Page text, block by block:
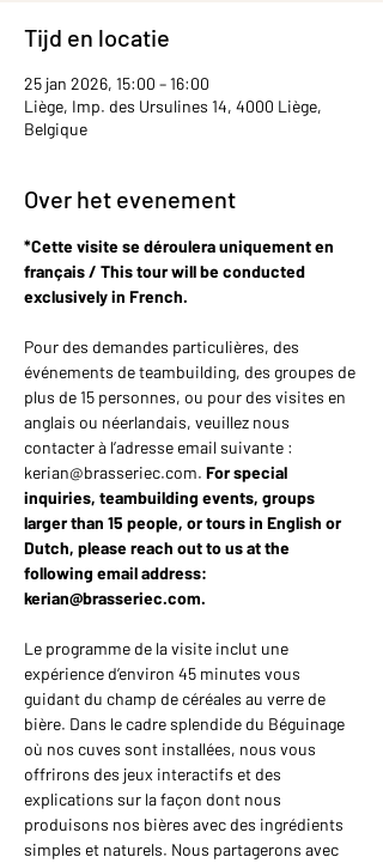
Tijd en locatie
25 jan 2026, 15:00 – 16:00
Liège, Imp. des Ursulines 14, 4000 Liège,
Belgique
Over het evenement
*Cette visite se déroulera uniquement en
français / This tour will be conducted
exclusively in French.
Pour des demandes particulières, des
événements de teambuilding, des groupes de
plus de 15 personnes, ou pour des visites en
anglais ou néerlandais, veuillez nous
contacter à l’adresse email suivante :
kerian@brasseriec.com. For special
inquiries, teambuilding events, groups
larger than 15 people, or tours in English or
Dutch, please reach out to us at the
following email address:
kerian@brasseriec.com.
Le programme de la visite inclut une
expérience d’environ 45 minutes vous
guidant du champ de céréales au verre de
bière. Dans le cadre splendide du Béguinage
où nos cuves sont installées, nous vous
offrirons des jeux interactifs et des
explications sur la façon dont nous
produisons nos bières avec des ingrédients
simples et naturels. Nous partagerons avec